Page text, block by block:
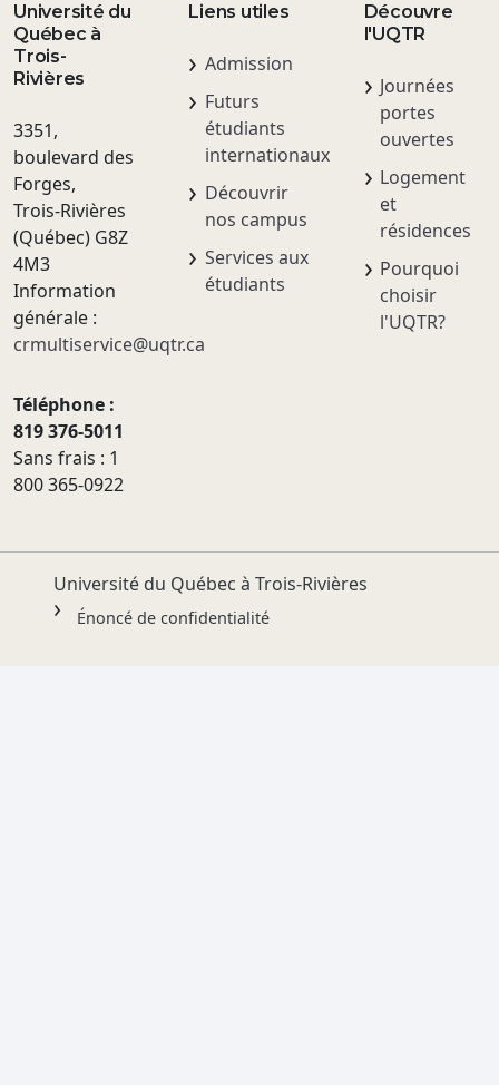
Université du
Québec à
Trois-
Rivières
3351,
boulevard des
Forges,
Trois-Rivières
(Québec) G8Z
4M3
Information
générale :
crmultiservice@uqtr.ca
Téléphone :
819 376-5011
Sans frais : 1
800 365-0922
Liens utiles
Admission
Futurs
étudiants
internationaux
Découvrir
nos campus
Services aux
étudiants
Découvre
l'UQTR
Journées
portes
ouvertes
Logement
et
résidences
Pourquoi
choisir
l'UQTR?
Université du Québec à Trois-Rivières
Énoncé de confidentialité